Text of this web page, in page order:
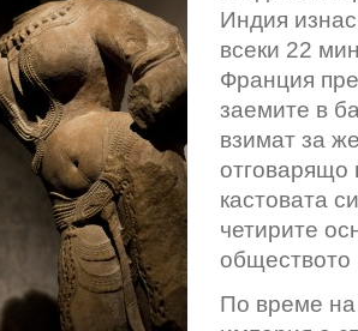
Индия
всеки 22
Франция
заемите в
взимат за
отговарящо
кастовата
четирите
обществото
По време